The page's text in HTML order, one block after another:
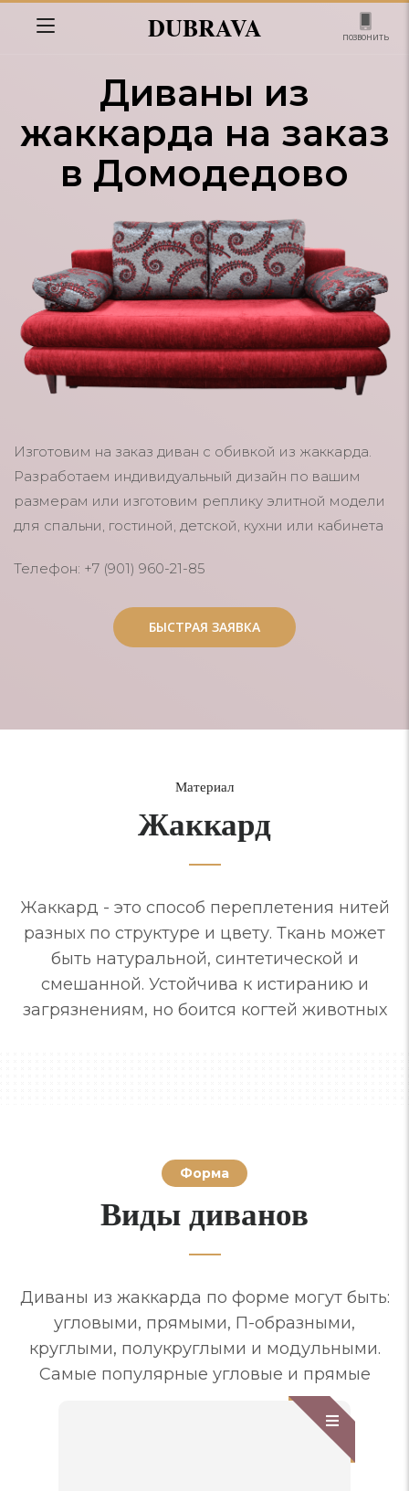
DUBRAVA позвонить
Диваны из
жаккарда на заказ
в Домодедово
Изготовим на заказ диван с обивкой из жаккарда.
Разработаем индивидуальный дизайн по вашим
размерам или изготовим реплику элитной модели
для спальни, гостиной, детской, кухни или кабинета
Телефон: +7 (901) 960-21-85
БЫСТРАЯ ЗАЯВКА
БЫСТРАЯ ЗАЯВКА
Материал
Жаккард
Жаккард - это способ переплетения нитей
разных по структуре и цвету. Ткань может
быть натуральной, синтетической и
смешанной. Устойчива к истиранию и
загрязнениям, но боится когтей животных
Форма
Виды диванов
Диваны из жаккарда по форме могут быть:
угловыми, прямыми, П-образными,
круглыми, полукруглыми и модульными.
Самые популярные угловые и прямые